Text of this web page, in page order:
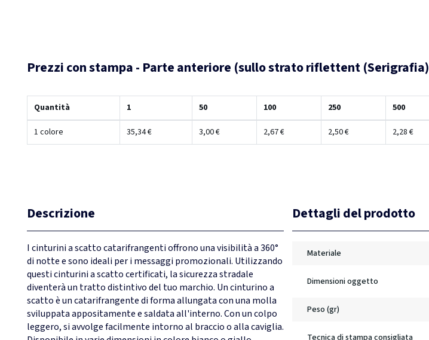
Prezzi con stampa - Parte anteriore (sullo strato riflettent (Serigrafia)
Quantità 1 50 100 250 500
1 colore 35,34 € 3,00 € 2,67 € 2,50 € 2,28 €
Descrizione
I cinturini a scatto catarifrangenti offrono una visibilità a 360°
di notte e sono ideali per i messaggi promozionali. Utilizzando
questi cinturini a scatto certificati, la sicurezza stradale
diventerà un tratto distintivo del tuo marchio. Un cinturino a
scatto è un catarifrangente di forma allungata con una molla
sviluppata appositamente e saldata all'interno. Con un colpo
leggero, si avvolge facilmente intorno al braccio o alla caviglia.
Dettagli del prodotto
Materiale
Dimensioni oggetto
Peso (gr)
Tecnica di stampa consigliata